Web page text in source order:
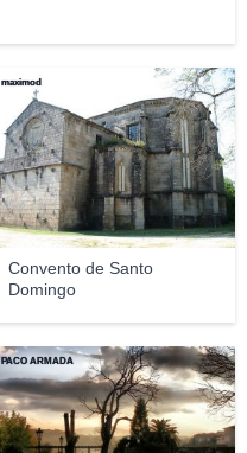
Convento de Santo
Domingo
maximod
PACO ARMADA